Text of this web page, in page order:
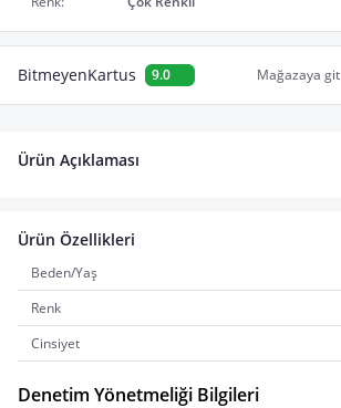
BitmeyenKartus 9.0 Mağazaya git
Ürün Açıklaması
Ürün Özellikleri
Beden/Yaş
Renk
Cinsiyet
Denetim Yönetmeliği Bilgileri